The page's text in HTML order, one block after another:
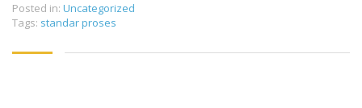
Posted in: Uncategorized
Tags: standar proses